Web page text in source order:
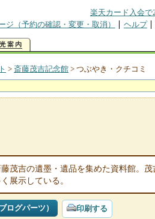
楽天カード入会で
ジ（予約の確認・変更・取消） ヘルプ
> 斎藤茂吉記念館 > つぶやき・クチコミ
茂吉の遺墨・遺品を集めた資料館。
展示している。
ログパーツ） 印刷する